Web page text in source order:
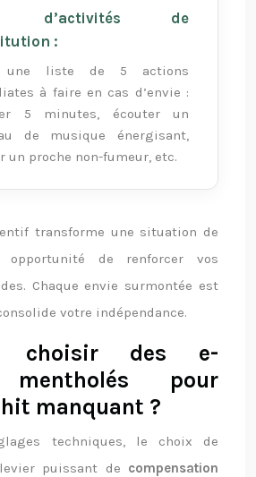
d’activités de
:
une liste de 5 actions
à faire en cas d’envie :
5 minutes, écouter un
de musique énergisant,
un proche non-fumeur, etc.
transforme une situation de
de renforcer vos
Chaque envie surmontée est
votre indépendance.
choisir des e-
pour
manquant ?
techniques, le choix de
puissant de compensation